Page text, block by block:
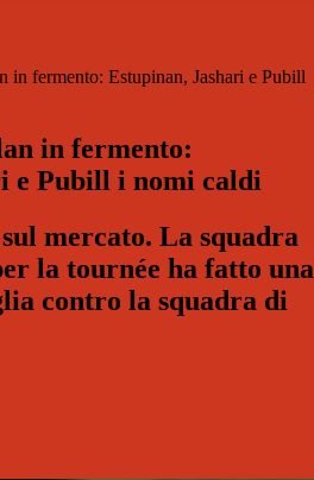
in fermento: Estupinan, Jashari e Pubill
in fermento:
e Pubill i nomi caldi
mercato. La squadra
la tournée ha fatto una
contro la squadra di